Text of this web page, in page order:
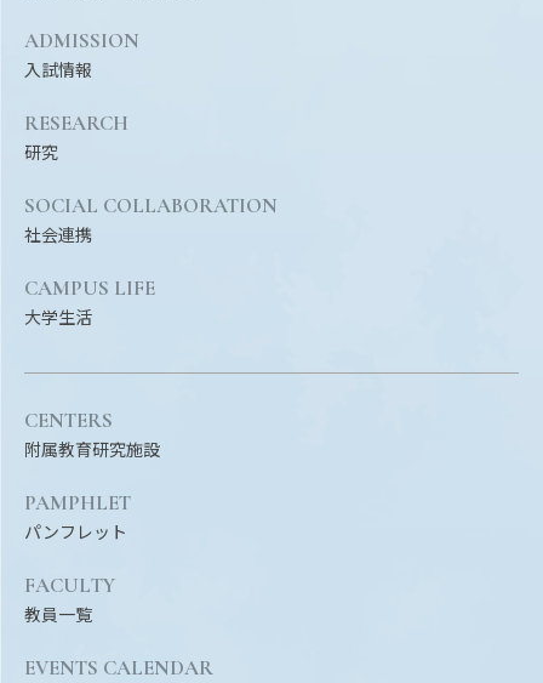
ADMISSION
入試情報
RESEARCH
研究
SOCIAL COLLABORATION
社会連携
CAMPUS LIFE
大学生活
CENTERS
附属教育研究施設
PAMPHLET
パンフレット
FACULTY
教員一覧
EVENTS CALENDAR